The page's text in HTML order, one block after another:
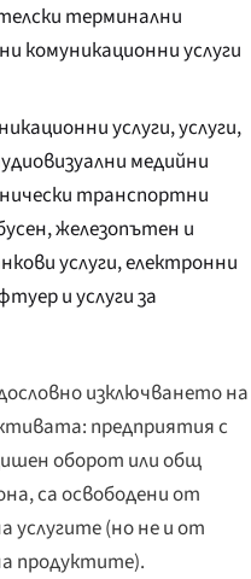
терминални
комуникационни услуги
услуги, услуги,
медийни
транспортни
железопътен и
услуги, електронни
и услуги за
изключването на
предприятия с
оборот или общ
са освободени от
(но не и от
продуктите).